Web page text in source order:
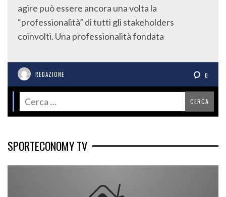
agire può essere ancora una volta la
“professionalità” di tutti gli stakeholders
coinvolti. Una professionalità fondata
REDAZIONE 0
SPORTECONOMY TV